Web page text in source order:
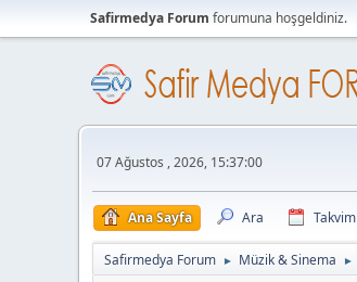
Safirmedya Forum forumuna hoşgeldiniz.
07 Ağustos , 2026, 15:37:00
Ana Sayfa Ara Takvim
Safirmedya Forum ► Müzik & Sinema ►